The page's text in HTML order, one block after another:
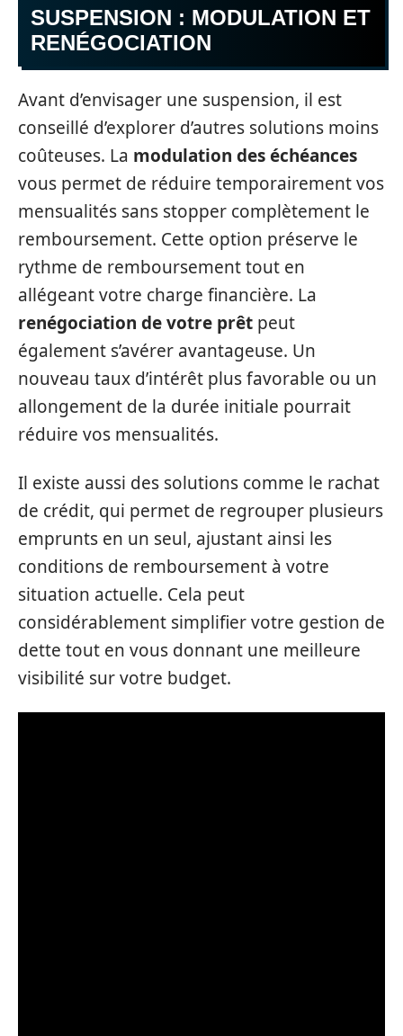
SUSPENSION : MODULATION ET
RENÉGOCIATION
Avant d’envisager une suspension, il est
conseillé d’explorer d’autres solutions moins
coûteuses. La modulation des échéances
vous permet de réduire temporairement vos
mensualités sans stopper complètement le
remboursement. Cette option préserve le
rythme de remboursement tout en
allégeant votre charge financière. La
renégociation de votre prêt peut
également s’avérer avantageuse. Un
nouveau taux d’intérêt plus favorable ou un
allongement de la durée initiale pourrait
réduire vos mensualités.
Il existe aussi des solutions comme le rachat
de crédit, qui permet de regrouper plusieurs
emprunts en un seul, ajustant ainsi les
conditions de remboursement à votre
situation actuelle. Cela peut
considérablement simplifier votre gestion de
dette tout en vous donnant une meilleure
visibilité sur votre budget.